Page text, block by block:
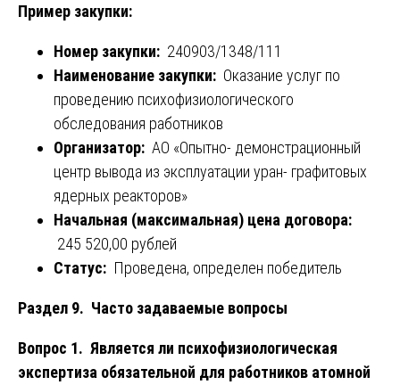
Пример закупки:
Номер закупки: 240903/1348/111
Наименование закупки: Оказание услуг по
проведению психофизиологического
обследования работников
Организатор: АО «Опытно- демонстрационный
центр вывода из эксплуатации уран- графитовых
ядерных реакторов»
Начальная (максимальная) цена договора:
245 520,00 рублей
Статус: Проведена, определен победитель
Раздел 9. Часто задаваемые вопросы
Вопрос 1. Является ли психофизиологическая
экспертиза обязательной для работников атомной